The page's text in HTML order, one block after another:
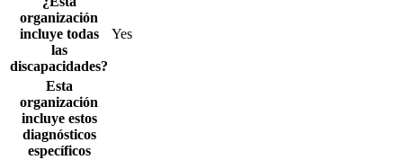
organización
incluye todas
las
discapacidades?
Yes
Esta
organización
incluye estos
diagnósticos
específicos